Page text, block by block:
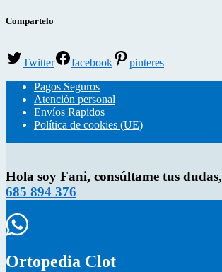
Compartelo
Twitter facebook
pinteres
Pagos Seguros
Atención personal
Envíos Rapidos
Política de cookies (UE)
Hola soy Fani, consúltame tus dudas,
685 894 376
Ortopedia Clot